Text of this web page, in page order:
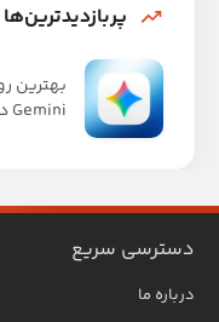
پربازدیدترین‌ها
بهترین
Gemini در مک
دسترسی سریع
درباره ما